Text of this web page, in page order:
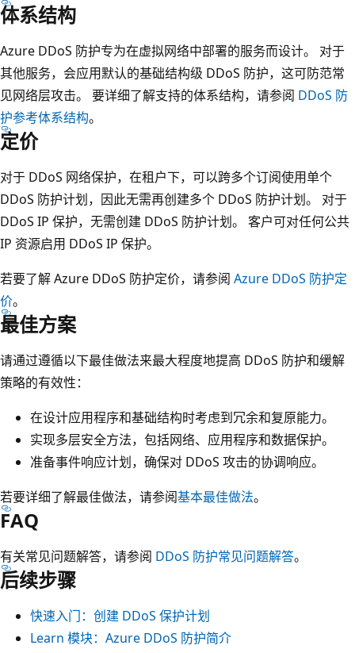
体系结构
Azure DDoS 防护专为在虚拟网络中部署的服务而设计。 对于
其他服务，会应用默认的基础结构级 DDoS 防护，这可防范常
见网络层攻击。 要详细了解支持的体系结构，请参阅 DDoS 防
护参考体系结构。
定价
对于 DDoS 网络保护，在租户下，可以跨多个订阅使用单个
DDoS 防护计划，因此无需再创建多个 DDoS 防护计划。 对于
DDoS IP 保护，无需创建 DDoS 防护计划。 客户可对任何公共
IP 资源启用 DDoS IP 保护。
若要了解 Azure DDoS 防护定价，请参阅 Azure DDoS 防护定
价。
最佳方案
请通过遵循以下最佳做法来最大程度地提高 DDoS 防护和缓解
策略的有效性：
在设计应用程序和基础结构时考虑到冗余和复原能力。
实现多层安全方法，包括网络、应用程序和数据保护。
准备事件响应计划，确保对 DDoS 攻击的协调响应。
若要详细了解最佳做法，请参阅基本最佳做法。
FAQ
有关常见问题解答，请参阅 DDoS 防护常见问题解答。
后续步骤
快速入门：创建 DDoS 保护计划
Learn 模块：Azure DDoS 防护简介